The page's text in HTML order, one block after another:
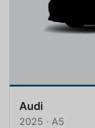
Audi
2025 · A5